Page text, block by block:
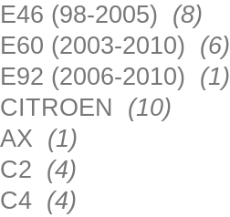
E46 (98-2005) (8)
E60 (2003-2010) (6)
E92 (2006-2010) (1)
CITROEN (10)
AX (1)
C2 (4)
C4 (4)